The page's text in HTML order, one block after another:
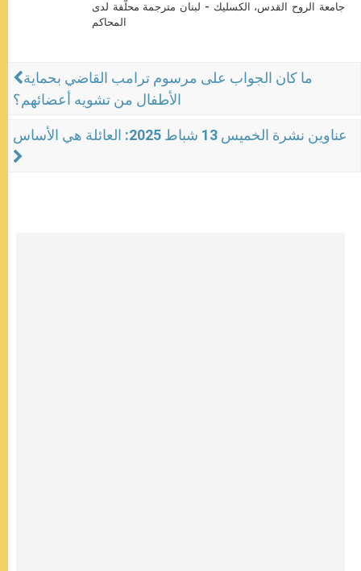
جامعة الروح القدس، الكسليك - لبنان مترجمة محلّفة لدى
المحاكم
ما كان الجواب على مرسوم ترامب القاضي بحماية
الأطفال من تشويه أعضائهم؟
عناوين نشرة الخميس 13 شباط 2025: العائلة هي الأساس